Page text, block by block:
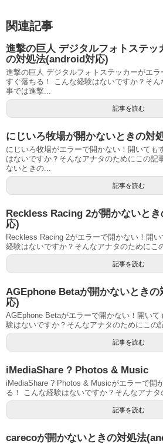
関連記事
進撃の巨人 デジタルフォトステッ
の対処法(android対応)
進撃の巨人 デジタルフォトステッカーがエ
すぐ落ちる！ こんな経験はないですか？そ
事では進撃...
記事を読む
にじいろ牧場が開かないときの対
にじいろ牧場がエラーで開かない！開いても
はないですか？そんなアナタのためにこの記
ないときの...
記事を読む
Reckless Racing 2が開かないと
応)
Reckless Racing 2がエラーで開かない！開
経験はないですか？そんなアナタのためにこ
記事を読む
AGEphone Betaが開かないとき
応)
AGEphone Betaがエラーで開かない！開い
験はないですか？そんなアナタのためにこの
記事を読む
iMediaShare ? Photos & Music
iMediaShare ? Photos & Musicがエラーで開
る！ こんな経験はないですか？そんなアナタ
記事を読む
carecoが開かないときの対処法